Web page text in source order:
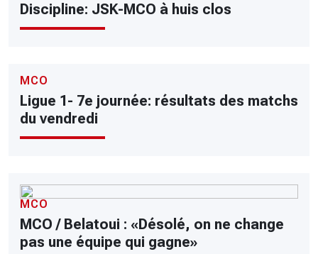
Discipline: JSK-MCO à huis clos
MCO
Ligue 1- 7e journée: résultats des matchs
du vendredi
MCO
MCO / Belatoui : «Désolé, on ne change
pas une équipe qui gagne»